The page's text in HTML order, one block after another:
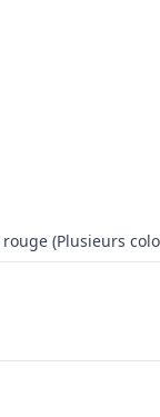
(Plusieurs